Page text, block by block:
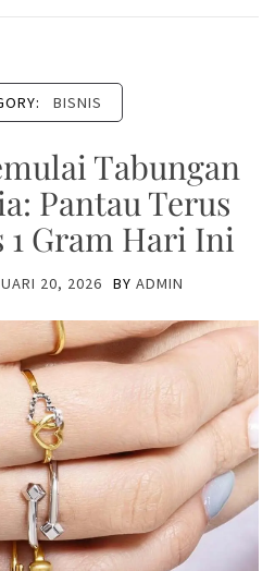
BISNIS
Tabungan
Pantau Terus
1 Gram Hari Ini
20, 2026 BY ADMIN